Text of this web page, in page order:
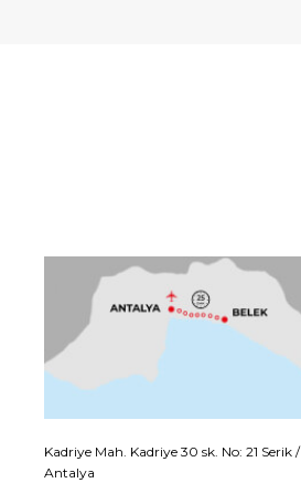
Kadriye Mah. Kadriye 30 sk. No: 21 Serik /
Antalya